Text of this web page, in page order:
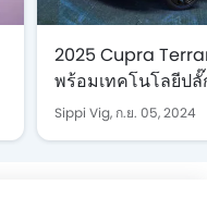
2025 Cupra
พร้อมเทคโนโลยีป
ในรุ่นต่อไป
Sippi Vig, ก.ย. 05, 2024